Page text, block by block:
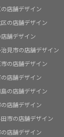
店舗デザイン
区の店舗デザイン
舗デザイン
治見市の店舗デザイン
の店舗デザイン
店舗デザイン
の店舗デザイン
店舗デザイン
市の店舗デザイン
店舗デザイン